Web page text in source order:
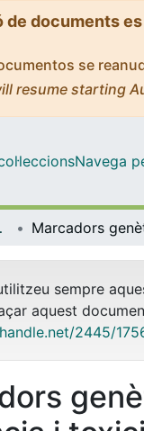
documents
se
resume starting
Navega
sempre
aquest
2445/